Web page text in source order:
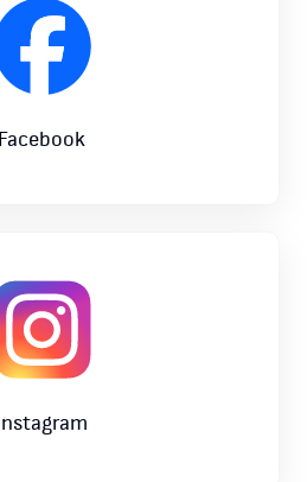
Facebook
Instagram